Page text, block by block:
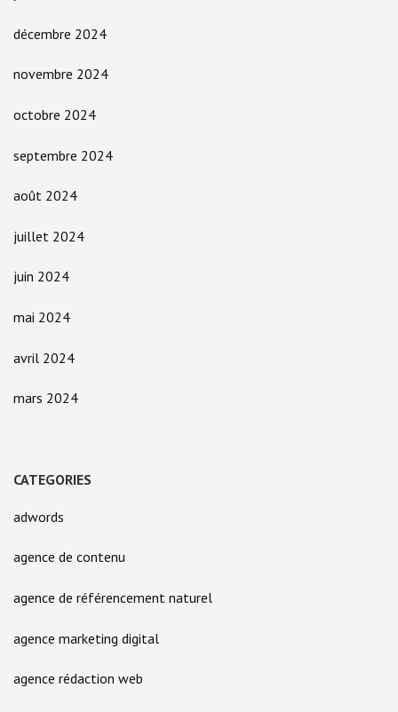
décembre 2024
novembre 2024
octobre 2024
septembre 2024
août 2024
juillet 2024
juin 2024
mai 2024
avril 2024
mars 2024
CATEGORIES
adwords
agence de contenu
agence de référencement naturel
agence marketing digital
agence rédaction web